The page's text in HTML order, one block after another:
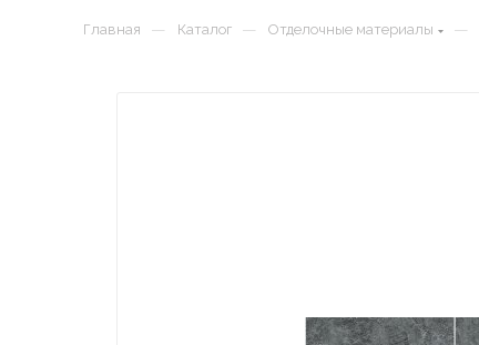
Главная — Каталог — Отделочные материалы —